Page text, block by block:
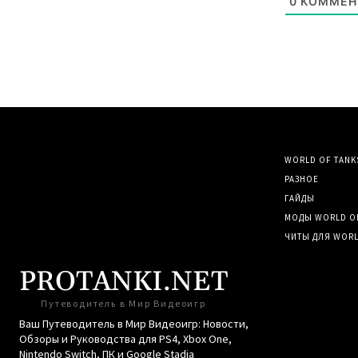
PROTANKI.NET
Путеводитель в Мир Видеоигр
Ваш Путеводитель в Мир Видеоигр: Новости,
Обзоры и Руководства для PS4, Xbox One,
Nintendo Switch, ПК и Google Stadia
WORLD OF
РАЗНОЕ
ГАЙДЫ
МОДЫ WORLD
ЧИТЫ ДЛЯ